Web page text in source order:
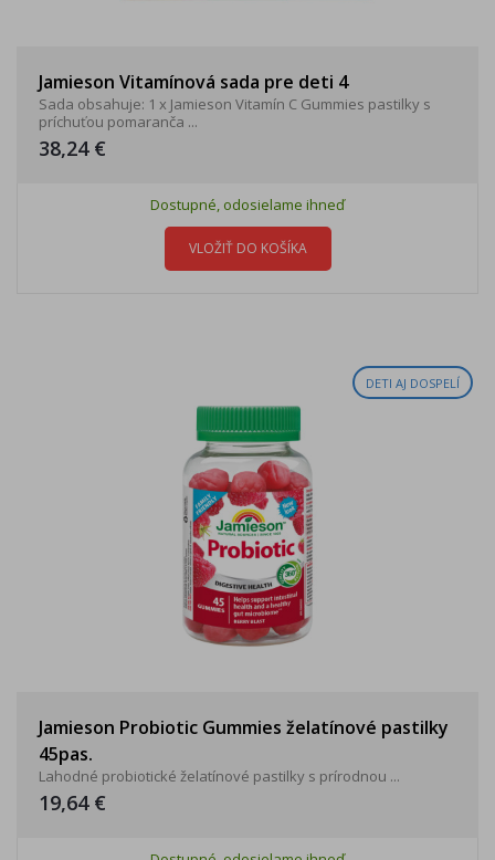
Jamieson Vitamínová sada pre deti 4
Sada obsahuje: 1 x Jamieson Vitamín C Gummies pastilky s
príchuťou pomaranča ...
38,24 €
Dostupné, odosielame ihneď
VLOŽIŤ DO KOŠÍKA
DETI AJ DOSPELÍ
Jamieson Probiotic Gummies želatínové pastilky
45pas.
Lahodné probiotické želatínové pastilky s prírodnou ...
19,64 €